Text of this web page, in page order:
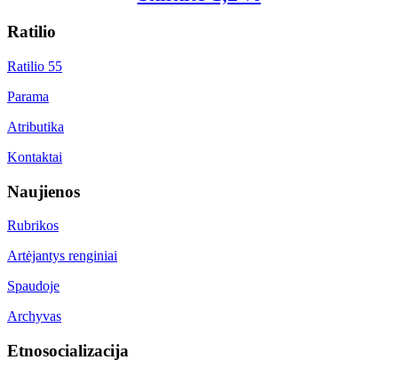
Ratilio
Ratilio 55
Parama
Atributika
Kontaktai
Naujienos
Rubrikos
Artėjantys renginiai
Spaudoje
Archyvas
Etnosocializacija